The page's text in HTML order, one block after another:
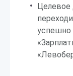
Целевое
успешно